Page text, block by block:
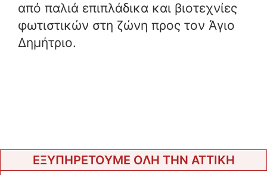
από παλιά επιπλάδικα και βιοτεχνίες
φωτιστικών στη ζώνη προς τον Άγιο
Δημήτριο.
ΕΞΥΠΗΡΕΤΟΥΜΕ ΟΛΗ ΤΗΝ ΑΤΤΙΚΗ